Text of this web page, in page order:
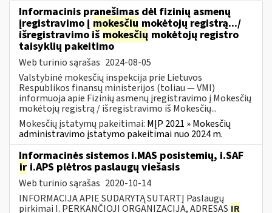
Informacinis pranešimas dėl fizinių asmenų
įregistravimo į mokesčių mokėtojų registrą.../
išregistravimo išmokesčių mokėtojų registro
taisyklių pakeitimo
Web turinio sąrašas 2024-08-05
Valstybinė mokesčių inspekcija prie Lietuvos
Respublikos finansų ministerijos (toliau — VMI)
informuoja apie Fizinių asmenų įregistravimo į Mokesčių
mokėtojų registrą / išregistravimo iš Mokesčių...
Mokesčių įstatymų pakeitimai: MĮP 2021 » Mokesčių
administravimo įstatymo pakeitimai nuo 2024 m.
Informacinės sistemos i.MAS posistemių, i.SAF
ir i.APS plėtros paslaugų viešasis
Web turinio sąrašas 2020-10-14
INFORMACIJA APIE SUDARYTĄ SUTARTĮ Paslaugų
pirkimai I. PERKANČIOJI ORGANIZACIJA, ADRESAS IR